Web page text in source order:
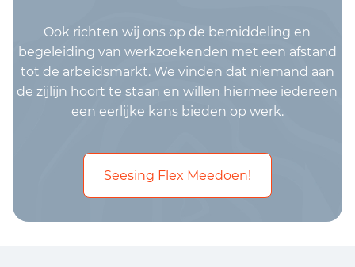
Ook richten wij ons op de bemiddeling en
begeleiding van werkzoekenden met een afstand
tot de arbeidsmarkt. We vinden dat niemand aan
de zijlijn hoort te staan en willen hiermee iedereen
een eerlijke kans bieden op werk.
Seesing Flex Meedoen!